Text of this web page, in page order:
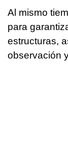
Al mismo
para
estructuras,
observación